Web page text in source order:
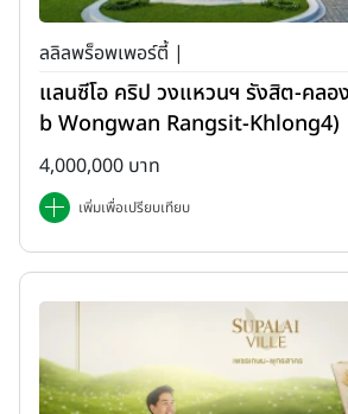
ลลิลพร็อพเพอร์ตี้ |
แลนซีโอ คริป วงแหวนฯ รังสิต-คล
b Wongwan Rangsit-Khlong4)
4,000,000 บาท
เพิ่มเพื่อเปรียบเทียบ